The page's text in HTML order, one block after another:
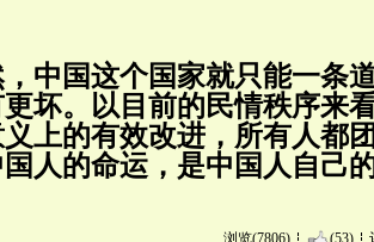
中国这个国家就只能一条
坏。以目前的民情秩序来
上的有效改进，所有人都
人的命运，是中国人自己
浏览(7806) (53)